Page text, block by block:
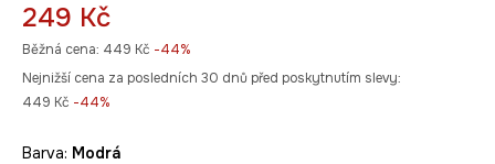
249 Kč
Běžná cena: 449 Kč -44%
Nejnižší cena za posledních 30 dnů před poskytnutím slevy:
449 Kč -44%
Barva: modrá